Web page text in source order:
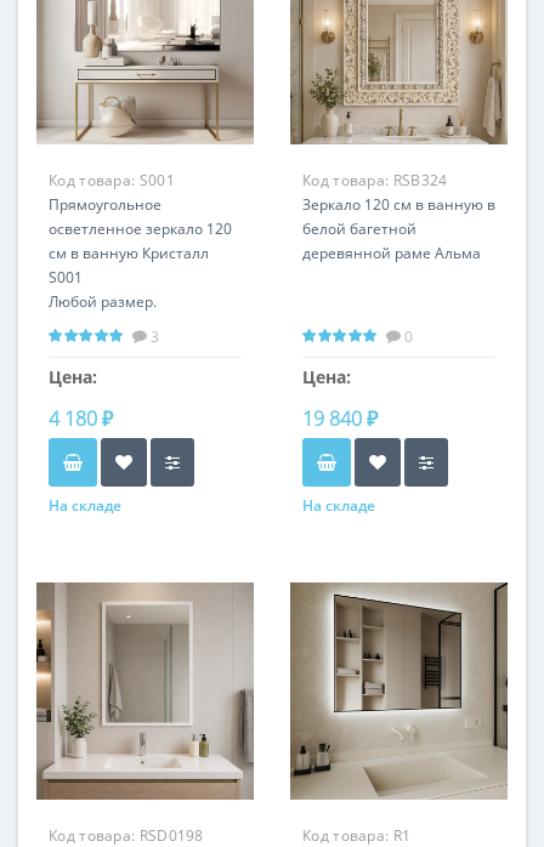
Код товара: S001
Прямоугольное
осветленное зеркало 120
см в ванную Кристалл
S001
Любой размер.
Вертикальная и
горизонтальная
установка
3
Цена:
4 180 ₽
На складе
Код товара: RSB324
Зеркало 120 см в ванную в
белой багетной
деревянной раме Альма
0
Цена:
19 840 ₽
На складе
Код товара: RSD0198
Код товара: R1